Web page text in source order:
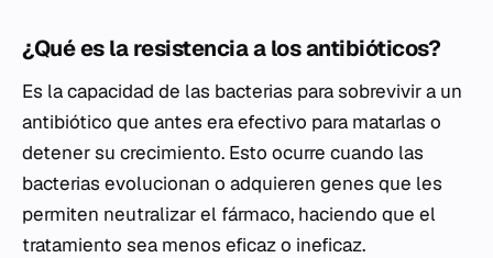
¿Qué es la resistencia a los antibióticos?
Es la capacidad de las bacterias para sobrevivir a un
antibiótico que antes era efectivo para matarlas o
detener su crecimiento. Esto ocurre cuando las
bacterias evolucionan o adquieren genes que les
permiten neutralizar el fármaco, haciendo que el
tratamiento sea menos eficaz o ineficaz.